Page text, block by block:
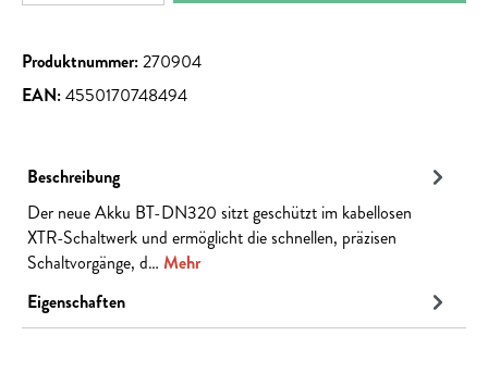
Produktnummer:270904
EAN:4550170748494
Beschreibung
Der neue Akku BT-DN320 sitzt geschützt im kabellosen
XTR-Schaltwerk und ermöglicht die schnellen, präzisen
Schaltvorgänge, d… Mehr
Eigenschaften